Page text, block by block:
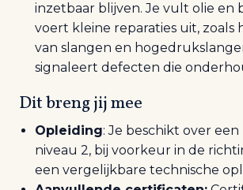
inzetbaar blijven. Je vult olie en
voert kleine reparaties uit, zoals
van slangen en
signaleert defecten die
Dit breng jij mee
Opleiding: Je beschikt over
niveau 2, bij voorkeur in de
een vergelijkbare technische